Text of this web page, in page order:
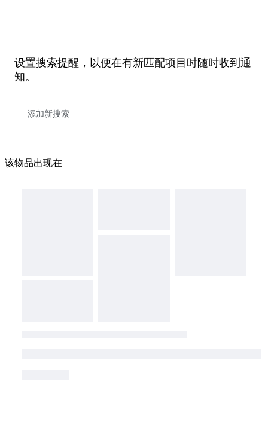
设置搜索提醒，以便在有新匹配项目时随时收到通
知。
该物品出现在